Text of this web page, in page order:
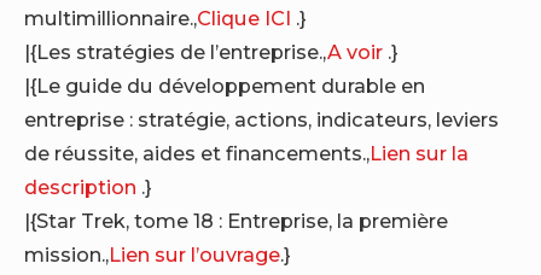
multimillionnaire.,Clique ICI .}
|{Les stratégies de l’entreprise.,A voir .}
|{Le guide du développement durable en
entreprise : stratégie, actions, indicateurs, leviers
de réussite, aides et financements.,Lien sur la
description .}
|{Star Trek, tome 18 : Entreprise, la première
mission.,Lien sur l’ouvrage.}